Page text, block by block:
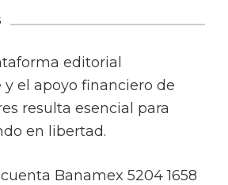
editorial
el apoyo financiero de
resulta esencial para
en libertad.
Banamex 5204 1658